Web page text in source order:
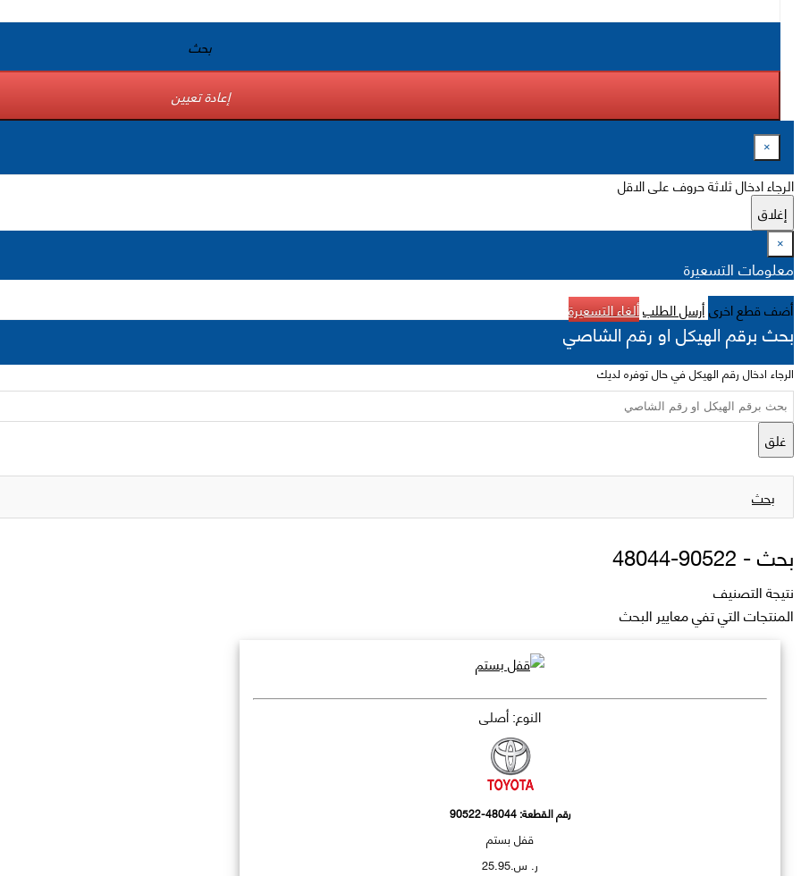
بحث
إعادة تعيين
×
الرجاء ادخال ثلاثة حروف على الاقل
إغلاق
×
معلومات التسعيرة
أضف قطع اخرىأرسل الطلبألغاء التسعيرة
بحث برقم الهيكل او رقم الشاصي
الرجاء ادخال رقم الهيكل في حال توفره لديك
غلق
بحث
بحث - 90522-48044
نتيجة التصنيف
المنتجات التي تفي معايير البحث
النوع: أصلي
رقم القطعة:90522-48044
قفل بستم
ر. س.25.95